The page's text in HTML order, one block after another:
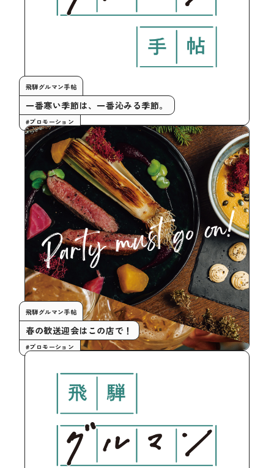
飛騨グルマン手帖
一番寒い季節は、一番沁みる季節。
#プロモーション
飛騨グルマン手帖
春の歓送迎会はこの店で！
#プロモーション